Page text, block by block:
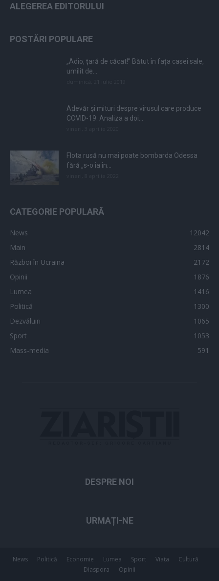
ALEGEREA EDITORULUI
POSTĂRI POPULARE
„Adio, țară de căcat!” Bătut în fața casei sale,
umilit de...
Adevăr și mituri despre virusul care produce
COVID-19. Analiza a doi...
Flota rusă nu mai poate bombarda Odessa
fără „s-o ia în...
CATEGORIE POPULARĂ
News
12042
Main
2814
Război în Ucraina
2172
Opinii
1876
Lumea
1416
Politică
1300
Dezvăluiri
1065
Sport
1053
Mass-media
591
DESPRE NOI
URMAȚI-NE
News Politică Economie Lumea Sport Viața
Cultură
Diaspora
Opinii